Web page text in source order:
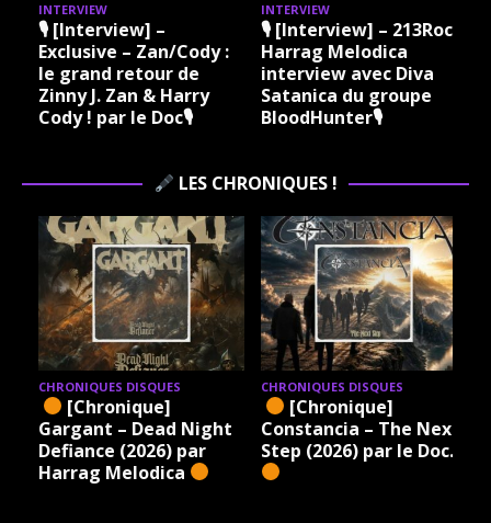
INTERVIEW
🎙 [Interview] –
Exclusive – Zan/Cody :
le grand retour de
Zinny J. Zan & Harry
Cody ! par le Doc🎙
INTERVIEW
🎙 [Interview] – 213Rock
Harrag Melodica
interview avec Diva
Satanica du groupe
BloodHunter🎙
LES CHRONIQUES !
CHRONIQUES DISQUES
[Chronique]
Gargant – Dead Night
Defiance (2026) par
Harrag Melodica
CHRONIQUES DISQUES
[Chronique]
Constancia – The Next
Step (2026) par le Doc.